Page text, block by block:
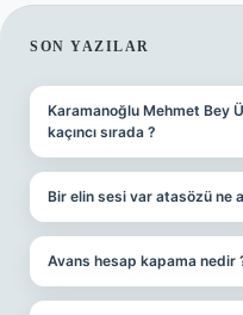
SIDEBAR
SON YAZILAR
Karamanoğlu Mehmet Bey
kaçıncı sırada ?
Bir elin sesi var atasözü ne
Avans hesap kapama nedir